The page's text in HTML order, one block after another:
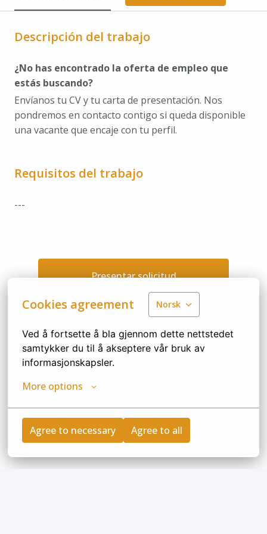
Cookies agreement Norsk
Ved å fortsette å bla gjennom dette nettstedet
samtykker du til å akseptere vår bruk av
informasjonskapsler.
More options
Agree to necessary Agree to all
Descripción del trabajo
¿No has encontrado la oferta de empleo que
estás buscando?
Envíanos tu CV y tu carta de presentación. Nos
pondremos en contacto contigo si queda disponible
una vacante que encaje con tu perfil.
Requisitos del trabajo
---
Presentar solicitud
Compartir trabajo
Privacy policy